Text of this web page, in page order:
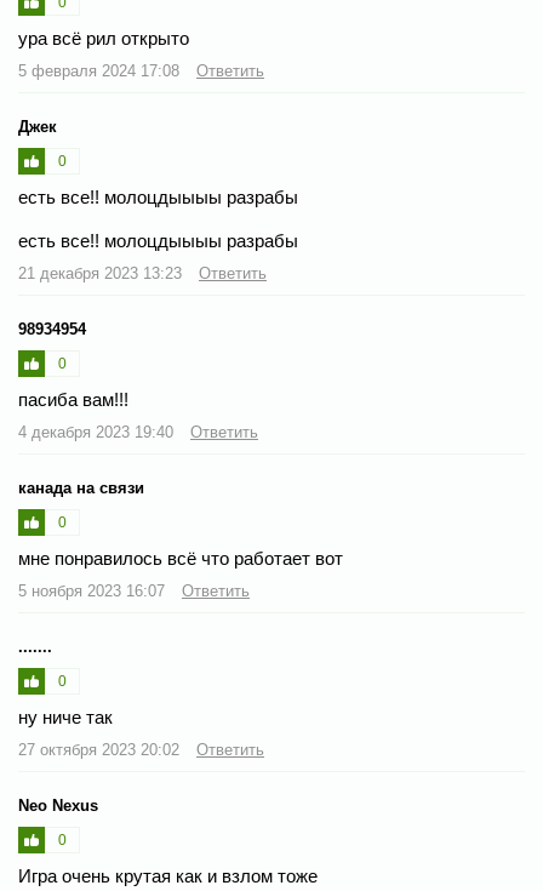
ура всё рил открыто
5 февраля 2024 17:08 Ответить
Джек
0
есть все!! молоцдыыыы разрабы
есть все!! молоцдыыыы разрабы
21 декабря 2023 13:23 Ответить
98934954
0
пасиба вам!!!
4 декабря 2023 19:40 Ответить
канада на связи
0
мне понравилось всё что работает вот
5 ноября 2023 16:07 Ответить
.......
0
ну ниче так
27 октября 2023 20:02 Ответить
Neo Nexus
0
Игра очень крутая как и взлом тоже